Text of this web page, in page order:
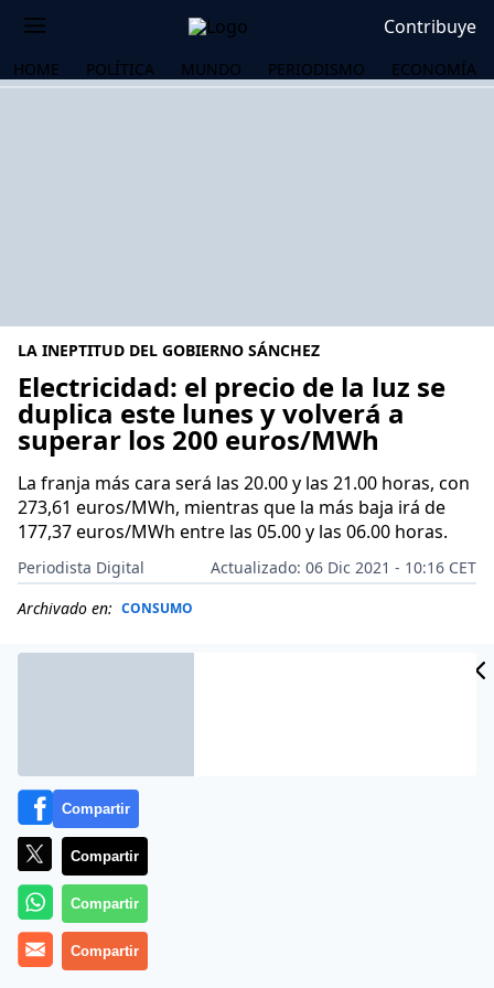
Contribuye
HOME POLÍTICA MUNDO PERIODISMO ECONOMÍA
LA INEPTITUD DEL GOBIERNO SÁNCHEZ
Electricidad: el precio de la luz se
duplica este lunes y volverá a
superar los 200 euros/MWh
La franja más cara será las 20.00 y las 21.00 horas, con
273,61 euros/MWh, mientras que la más baja irá de
177,37 euros/MWh entre las 05.00 y las 06.00 horas.
Periodista Digital
Actualizado: 06 Dic 2021 - 10:16 CET
Archivado en: CONSUMO
Más información
Compartir
Compartir
Compartir
Compartir